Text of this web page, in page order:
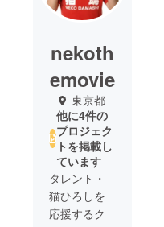
nekoth
emovie
東京都
他に4件の
プロジェク
トを掲載し
ています
タレント・
猫ひろしを
応援するク